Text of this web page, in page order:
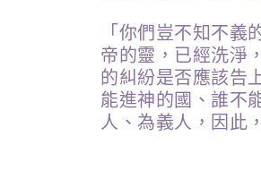
「你們豈不知不
帝的靈，已經洗淨
的糾紛是否應該告
能進神的國、誰不
人、為義人，因此